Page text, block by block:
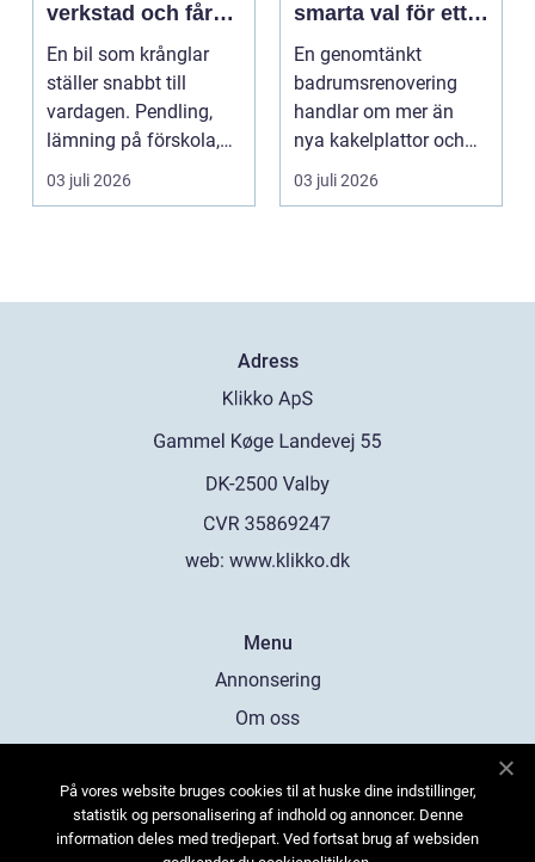
verkstad och får
bilen att hålla
längre
En bil som krånglar
ställer snabbt till
vardagen. Pendling,
lämning på förskola,
utflykter och storh...
03 juli 2026
smarta val för ett
tryggt och hållbart
badrum
En genomtänkt
badrumsrenovering
handlar om mer än
nya kakelplattor och
en modern dusch. För
många bo...
03 juli 2026
Adress
web: www.klikko.dk
Menu
Annonsering
Om oss
Kontakta oss
Sitemap
På vores website bruges cookies til at huske dine indstillinger,
statistik og personalisering af indhold og annoncer. Denne
information deles med tredjepart. Ved fortsat brug af websiden